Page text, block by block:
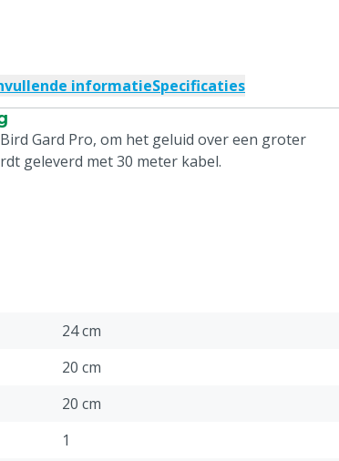
informatieSpecificaties
Gard Pro, om het geluid over een groter
geleverd met 30 meter kabel.
24 cm
20 cm
20 cm
1